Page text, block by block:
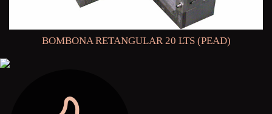
BOMBONA RETANGULAR 20 LTS (PEAD)